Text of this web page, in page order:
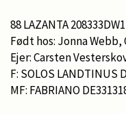
88 LAZANTA
Født hos: Jonna Webb,
Ejer: Carsten
F: SOLOS LANDTINUS
MF: FABRIANO